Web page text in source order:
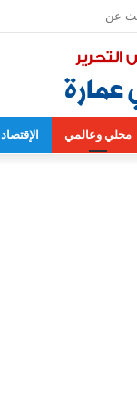
محلي وعالمي الإقتصاد